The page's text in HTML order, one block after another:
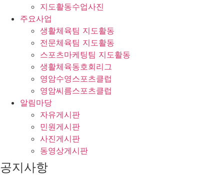
지도활동수업사진
주요사업
생활체육팀 지도활동
전문체육팀 지도활동
스포츠마케팅팀 지도활동
생활체육동호회리그
영암수영스포츠클럽
영암씨름스포츠클럽
알림마당
자유게시판
민원게시판
사진게시판
동영상게시판
공지사항